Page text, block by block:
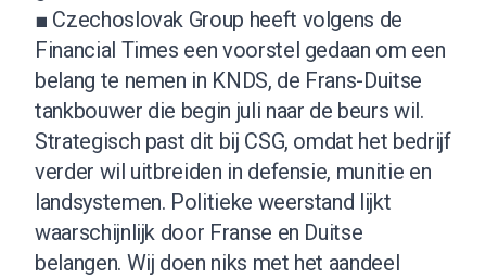
■ Czechoslovak Group heeft volgens de
Financial Times een voorstel gedaan om een
belang te nemen in KNDS, de Frans-Duitse
tankbouwer die begin juli naar de beurs wil.
Strategisch past dit bij CSG, omdat het bedrijf
verder wil uitbreiden in defensie, munitie en
landsystemen. Politieke weerstand lijkt
waarschijnlijk door Franse en Duitse
belangen. Wij doen niks met het aandeel